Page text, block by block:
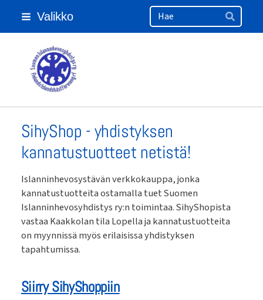
Siirry
Valikko Haku
Hae
Suomen Islanninhevosyhdistys ry
SihyShop - yhdistyksen
kannatustuotteet netistä!
Islanninhevosystävän verkkokauppa, jonka
kannatustuotteita ostamalla tuet Suomen
Islanninhevosyhdistys ry:n toimintaa. SihyShopista
vastaa Kaakkolan tila Lopella ja kannatustuotteita
on myynnissä myös erilaisissa yhdistyksen
tapahtumissa.
Siirry SihyShoppiin